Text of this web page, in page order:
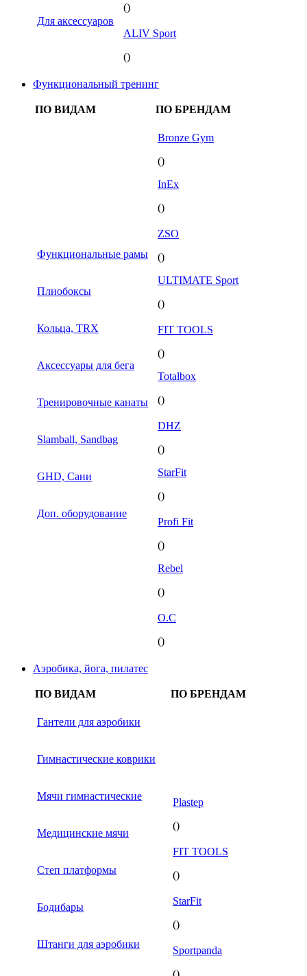
Для аксессуаров
()
ALIV Sport
()
Функциональный тренинг
ПО ВИДАМ ПО БРЕНДАМ
Функциональные рамы
Плиобоксы
Кольца, TRX
Аксессуары для бега
Тренировочные канаты
Slamball, Sandbag
GHD, Сани
Доп. оборудование
Bronze Gym
()
InEx
()
ZSO
()
ULTIMATE Sport
()
FIT TOOLS
()
Totalbox
()
DHZ
()
StarFit
()
Profi Fit
()
Rebel
()
O.C
()
Аэробика, йога, пилатес
ПО ВИДАМ ПО БРЕНДАМ
Гантели для аэробики
Гимнастические коврики
Мячи гимнастические
Медицинские мячи
Степ платформы
Бодибары
Штанги для аэробики
Plastep
()
FIT TOOLS
()
StarFit
()
Sportpanda
()